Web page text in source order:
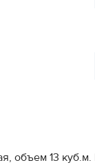
объем 13